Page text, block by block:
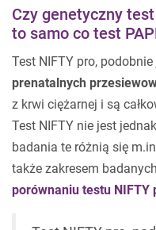
Czy genetyczny
to samo co test
Test NIFTY pro,
prenatalnych
z krwi ciężarnej i są
Test NIFTY nie jest
badania te różnią się
także zakresem
porównaniu testu NIFTY